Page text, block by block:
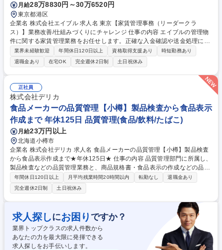
月給28万8830円～30万6520円
東京都港区
企業名 株式会社エイブル 求人名 東京【家賃管理事務（リーダークラ
ス）】業務改善/仕組みづくりにチャレンジ 仕事の内容 エイブルの管理物
件に関する家賃管理業務をお任せします。正確な入金確認や送金処理にと
どまらず、業務フローの見直しや仕組みづくりにも参画！「事務＋業務改
善」のスキルを磨き、ワンランク上へ成長できます。 お任せするのは、オ
ーナー様との信頼を支える要のポジション。毎月数万件のデータを扱うか
らこそ、「もっと効率化できるのでは？」という気付きや提案が大歓迎さ
れる環境です。人手を増やすだけでなく、システムや運用の改善を通じて
組織の質を高める面白さを味わえます。役職や年次を問わずアイデアを発
信できる風土のもと、自身の成長と業務の進化を同時に実感してみません
か？ 募集職種 東京【家賃管理事務（リーダークラス）】業務改善/仕組み
づくりにチャレンジ
業界未経験歓迎 年間休日120日以上 資格取得支援あり
時短勤務あり
退職金あり
在宅OK 完全週休2日制 土日祝休み
正社員
株式会社デリカ
食品メーカーの品質管理【小樽】製品検査から食品表示
作成まで 年休125日 品質管理(食品/飲料/たばこ)
月給23万円以上
北海道小樽市
企業名 株式会社デリカ 求人名 食品メーカーの品質管理【小樽】製品検査
から食品表示作成まで★年休125日★ 仕事の内容 品質管理部門に所属し、
製品検査などの品質管理業務と、商品規格書・食品表示の作成などの品質
保証業務の全般を担当していただきます。 【主な業務】・製品検査（p
H、Brix、塩分の理化学検査や官能検査） ・製造工程記録の確認・商品規
格書の作成・更新（当社書式、お客様指定書式、WEB規格書システムなど
に対応）・商品ラベル・フィルム包材の食品表示の作成・確認 ・原材料・
食品添加物・包装資材の規格書管理 ・関係部署や原材料メーカーとの確
認・調整 ※入社後は、これまでの経験や知識に応じて、担当業務を段階的
にお任せします。 募集職種 食品メーカーの品質管理【小樽】製品検査か
ら食品表示作成まで★年休125日★
年間休日120日以上 月平均残業時間20時間以内 転勤なし
退職金あり
完全週休2日制
土日祝休み
求人探しにお困り ですか？
業界トップクラスの求人件数から
あなたの力を最大限に発揮できる
求人探しをお手伝いします。